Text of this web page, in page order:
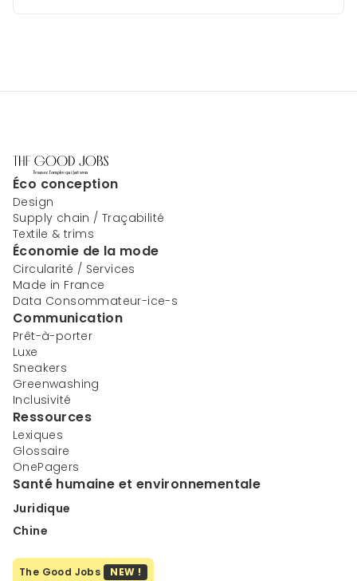
Éco conception
Design
Supply chain / Traçabilité
Textile & trims
Économie de la mode
Circularité / Services
Made in France
Data Consommateur-ice-s
Communication
Prêt-à-porter
Luxe
Sneakers
Greenwashing
Inclusivité
Ressources
Lexiques
Glossaire
OnePagers
Santé humaine et environnementale
Juridique
Chine
The Good Jobs NEW !